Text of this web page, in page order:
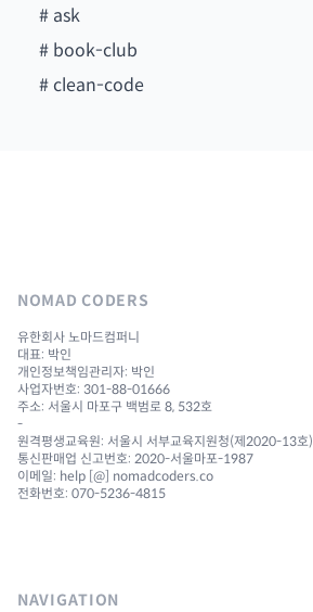
# ask
# book-club
#clean-code
NOMAD CODERS
유한회사 노마드컴퍼니
대표: 박인
개인정보책임관리자: 박인
사업자번호: 301-88-01666
주소: 서울시 마포구 백범로 8, 532호
-
원격평생교육원: 서울시 서부교육지원청(제2020-13호)
통신판매업 신고번호: 2020-서울마포-1987
이메일: help [@] nomadcoders.co
전화번호: 070-5236-4815
NAVIGATION